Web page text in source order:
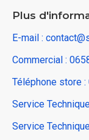
Plus
E-mail :
Commercial :
Téléphone store
Service
Service